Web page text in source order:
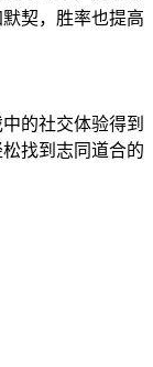
契，胜率也提高
的社交体验得到
找到志同道合的